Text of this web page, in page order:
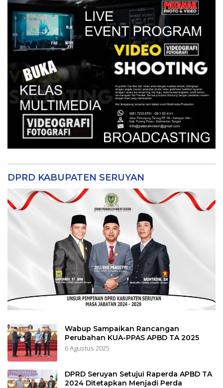
DPRD KABUPATEN SERUYAN
Wabup Sampaikan Rancangan
Perubahan KUA-PPAS APBD TA 2025
6 Agustus 2025
DPRD Seruyan Setujui Raperda APBD TA
2024 Ditetapkan Menjadi Perda